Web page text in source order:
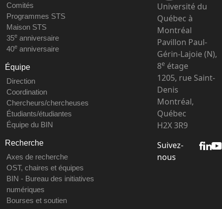
Comités
Programmes STS
Maison STS
35eanniversaire
40eanniversaire
Équipe
Direction
Coordination
Chercheurs/chercheuses
Étudiants/étudiantes
Équipe du BIN
Recherche
Axes de recherche
OST, chaires et équipes
BIN - Bureau des initiatives
numériques
Bourses et soutien
Université du
Québec à
Montréal
Pavillon Paul-
Gérin-Lajoie (N),
8e étage
1205, rue Saint-
Denis
Montréal,
Québec
H2X 3R9
Suivez-
nous